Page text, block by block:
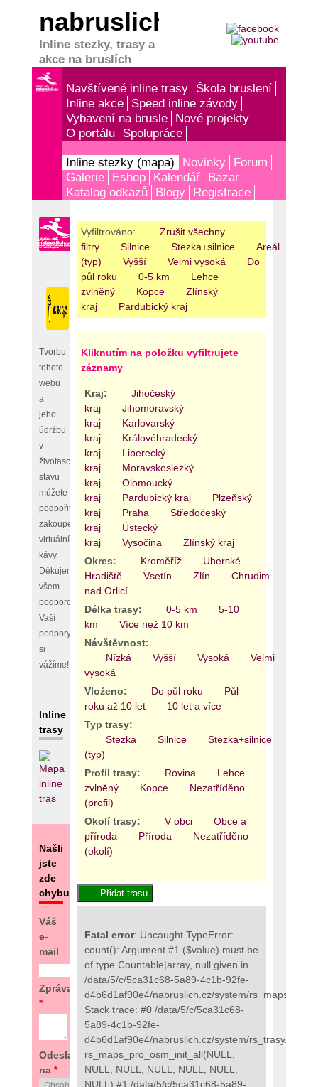
nabruslich.cz
Inline stezky, trasy a
akce na bruslích
Navštívené inline trasy
Škola bruslení
Inline akce
Speed inline závody
Vybavení na brusle
Nové projekty
O portálu
Spolupráce
Inline stezky (mapa) Novinky
Forum
Galerie
Eshop Kalendář
Bazar
Katalog odkazů
Blogy Registrace
Tvorbu
tohoto
webu
a
jeho
údržbu
v
životaschopném
stavu
můžete
podpořit
zakoupením
virtuální
kávy.
Děkujeme
všem
podporovatelům,
Vaší
podpory
si
vážíme!
Inline
trasy
Našli
jste
zde
chybu?
Váš
e-
mail
Zpráva
*
Odeslat
na *
Vyfiltrováno:
Zrušit všechny
filtry
Silnice Stezka+silnice Areál
(typ)
Vyšší Velmi vysoká
Do
půl roku
0-5 km
Lehce
zvlněný
Kopce
Zlínský
kraj
Pardubický kraj
Kliknutím na položku vyfiltrujete
záznamy
Kraj:
Jihočeský
kraj
Jihomoravský
kraj
Karlovarský
kraj
Královéhradecký
kraj
Liberecký
kraj
Moravskoslezký
kraj
Olomoucký
kraj
Pardubický kraj
Plzeňský
kraj
Praha
Středočeský
kraj
Ústecký
kraj
Vysočina
Zlínský kraj
Okres:
Kroměříž
Uherské
Hradiště
Vsetín Zlín Chrudim
nad Orlicí
Délka trasy:
0-5 km
5-10
km
Více než 10 km
Návštěvnost:
Nízká
Vyšší Vysoká
Velmi
vysoká
Vloženo:
Do půl roku
Půl
roku až 10 let
10 let a více
Typ trasy:
Stezka
Silnice Stezka+silnice
(typ)
Profil trasy:
Rovina
Lehce
zvlněný
Kopce
Nezatříděno
(profil)
Okolí trasy:
V obci
Obce a
příroda
Příroda
Nezatříděno
(okolí)
Fatal error: Uncaught TypeError:
count(): Argument #1 ($value) must be
of type Countable|array, null given in
/data/5/c/5ca31c68-5a89-4c1b-92fe-
d4b6d1af90e4/nabruslich.cz/system/
Stack trace: #0 /data/5/c/5ca31c68-
5a89-4c1b-92fe-
d4b6d1af90e4/nabruslich.cz/system/
rs_maps_pro_osm_init_all(NULL,
NULL, NULL, NULL, NULL, NULL,
NULL) #1 /data/5/c/5ca31c68-5a89-